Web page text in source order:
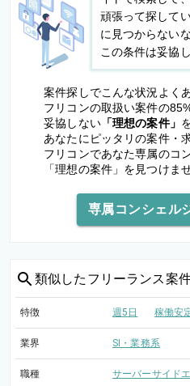
頑張って探して
に見つからないな
この条件は妥協
案件探しでこんな状況よく
フリコンの取扱い案件の
妥協しない「理想の案件」
あなたにピッタリの案件・
フリコンであなた専属のコ
「理想の案件」を見つけま
専属コンシェル
類似した フリーランス案
特徴 週5日 稼働安
業界 SI・業務系
職種 サーバーサイド